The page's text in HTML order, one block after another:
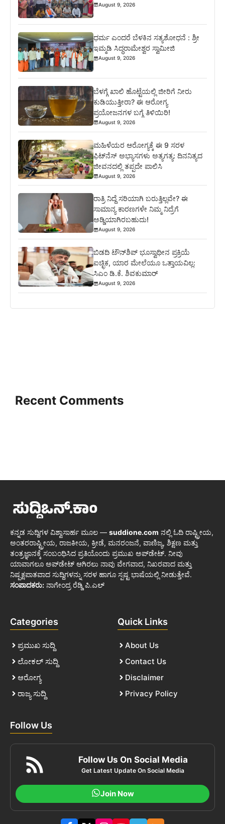
August 9, 2026
ಧರ್ಮ ಎಂದರೆ ಬೆಳಕಿನ ಸತ್ಯಶೋಧನೆ : ಶ್ರೀ
ಇಮ್ಮಡಿ ಸಿದ್ಧರಾಮೇಶ್ವರ ಸ್ವಾಮೀಜಿ
August 9, 2026
ಬೆಳಗ್ಗೆ ಖಾಲಿ ಹೊಟ್ಟೆಯಲ್ಲಿ ಜೀರಿಗೆ ನೀರು
ಕುಡಿಯುತ್ತೀರಾ? ಈ ಆರೋಗ್ಯ
ಪ್ರಯೋಜನಗಳ ಬಗ್ಗೆ ತಿಳಿಯಿರಿ!
August 9, 2026
ಮಹಿಳೆಯರ ಆರೋಗ್ಯಕ್ಕೆ ಈ 9 ಸರಳ
ಫಿಟ್‌ನೆಸ್‌ ಅಭ್ಯಾಸಗಳು ಅತ್ಯಗತ್ಯ: ದಿನನಿತ್ಯದ
ಜೀವನದಲ್ಲಿ ತಪ್ಪದೇ ಪಾಲಿಸಿ
August 9, 2026
ರಾತ್ರಿ ನಿದ್ದೆ ಸರಿಯಾಗಿ ಬರುತ್ತಿಲ್ಲವೇ? ಈ
ಸಾಮಾನ್ಯ ಕಾರಣಗಳೇ ನಿಮ್ಮ ನಿದ್ರೆಗೆ
ಅಡ್ಡಿಯಾಗಿರಬಹುದು!
August 9, 2026
ಬಿಡದಿ ಟೌನ್‌ಶಿಪ್‌ ಭೂಸ್ವಾಧೀನ ಪ್ರಕ್ರಿಯೆ
ಐಚ್ಛಿಕ, ಯಾರ ಮೇಲೆಯೂ ಒತ್ತಾಯವಿಲ್ಲ:
ಸಿಎಂ ಡಿ.ಕೆ. ಶಿವಕುಮಾರ್
August 9, 2026
Recent Comments
ಕನ್ನಡ ಸುದ್ದಿಗಳ ವಿಶ್ವಾಸಾರ್ಹ ಮೂಲ — suddione.com ನಲ್ಲಿ ಓದಿ ರಾಷ್ಟ್ರೀಯ,
ಅಂತರರಾಷ್ಟ್ರೀಯ, ರಾಜಕೀಯ, ಕ್ರೀಡೆ, ಮನರಂಜನೆ, ವಾಣಿಜ್ಯ, ಶಿಕ್ಷಣ ಮತ್ತು
ತಂತ್ರಜ್ಞಾನಕ್ಕೆ ಸಂಬಂಧಿಸಿದ ಪ್ರತಿಯೊಂದು ಪ್ರಮುಖ ಅಪ್‌ಡೇಟ್. ನೀವು
ಯಾವಾಗಲೂ ಅಪ್‌ಡೇಟ್ ಆಗಿರಲು ನಾವು ವೇಗವಾದ, ನಿಖರವಾದ ಮತ್ತು
ನಿಷ್ಪಕ್ಷಪಾತವಾದ ಸುದ್ದಿಗಳನ್ನು ಸರಳ ಹಾಗೂ ಸ್ಪಷ್ಟ ಭಾಷೆಯಲ್ಲಿ ನೀಡುತ್ತೇವೆ.
ಸಂಪಾದಕರು: ನಾಗೇಂದ್ರ ರೆಡ್ಡಿ ಪಿ.ಎಲ್
Categories
ಪ್ರಮುಖ ಸುದ್ದಿ
ಲೋಕಲ್ ಸುದ್ದಿ
ಆರೋಗ್ಯ
ರಾಜ್ಯ ಸುದ್ದಿ
Quick Links
About Us
Contact Us
Disclaimer
Privacy Policy
Follow Us
Follow Us On Social Media
Get Latest Update On Social Media
Join Now